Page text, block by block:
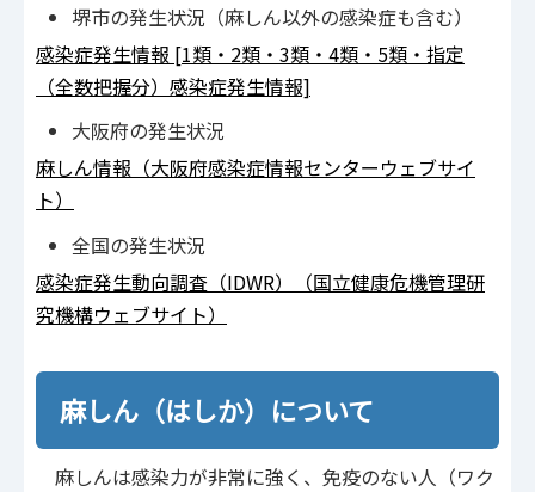
堺市の発生状況（麻しん以外の感染症も含む）
感染症発生情報 [1類・2類・3類・4類・5類・指定
（全数把握分）感染症発生情報]
大阪府の発生状況
麻しん情報（大阪府感染症情報センターウェブサイ
ト）
全国の発生状況
感染症発生動向調査（IDWR）（国立健康危機管理研
究機構ウェブサイト）
麻しん（はしか）について
麻しんは感染力が非常に強く、免疫のない人（ワク